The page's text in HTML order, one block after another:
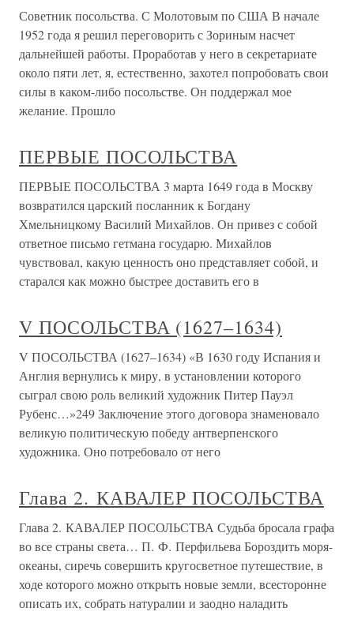
Советник посольства. С Молотовым по США В начале
1952 года я решил переговорить с Зориным насчет
дальнейшей работы. Проработав у него в секретариате
около пяти лет, я, естественно, захотел попробовать свои
силы в каком-либо посольстве. Он поддержал мое
желание. Прошло
ПЕРВЫЕ ПОСОЛЬСТВА
ПЕРВЫЕ ПОСОЛЬСТВА 3 марта 1649 года в Москву
возвратился царский посланник к Богдану
Хмельницкому Василий Михайлов. Он привез с собой
ответное письмо гетмана государю. Михайлов
чувствовал, какую ценность оно представляет собой, и
старался как можно быстрее доставить его в
V ПОСОЛЬСТВА (1627–1634)
V ПОСОЛЬСТВА (1627–1634) «В 1630 году Испания и
Англия вернулись к миру, в установлении которого
сыграл свою роль великий художник Питер Пауэл
Рубенс…»249 Заключение этого договора знаменовало
великую политическую победу антверпенского
художника. Оно потребовало от него
Глава 2. КАВАЛЕР ПОСОЛЬСТВА
Глава 2. КАВАЛЕР ПОСОЛЬСТВА Судьба бросала графа
во все страны света… П. Ф. Перфильева Бороздить моря-
океаны, сиречь совершить кругосветное путешествие, в
ходе которого можно открыть новые земли, всесторонне
описать их, собрать натуралии и заодно наладить